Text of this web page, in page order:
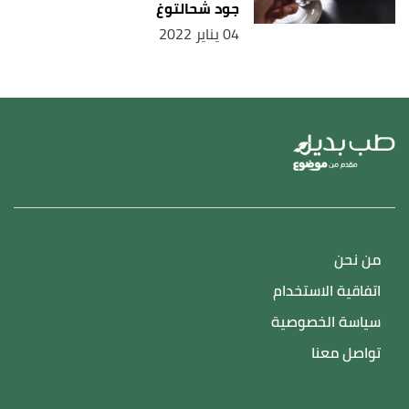
جود شحالتوغ
04 يناير 2022
من نحن
اتفاقية الاستخدام
سياسة الخصوصية
تواصل معنا